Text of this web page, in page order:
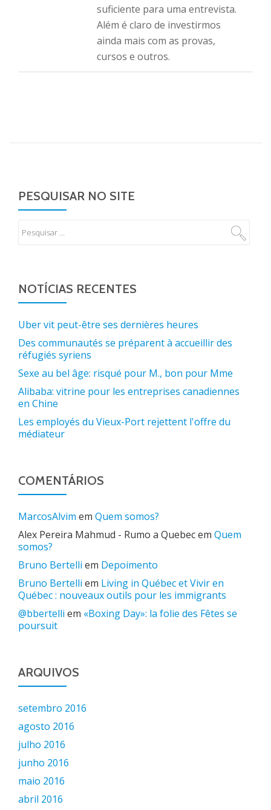
suficiente para uma entrevista.
Além é claro de investirmos
ainda mais com as provas,
cursos e outros.
PESQUISAR NO SITE
NOTÍCIAS RECENTES
Uber vit peut-être ses dernières heures
Des communautés se préparent à accueillir des
réfugiés syriens
Sexe au bel âge: risqué pour M., bon pour Mme
Alibaba: vitrine pour les entreprises canadiennes
en Chine
Les employés du Vieux-Port rejettent l'offre du
médiateur
COMENTÁRIOS
MarcosAlvim em Quem somos?
Alex Pereira Mahmud - Rumo a Quebecem Quem
somos?
Bruno Bertelli em Depoimento
Bruno Bertelli em Living in Québec et Vivir en
Québec : nouveaux outils pour les immigrants
@bbertelli em «Boxing Day»: la folie des Fêtes se
poursuit
ARQUIVOS
setembro 2016
agosto 2016
julho 2016
junho 2016
maio 2016
abril 2016